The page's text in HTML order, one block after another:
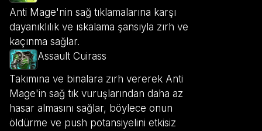
Anti Mage'nin sağ tıklamalarına karşı
dayanıklılık ve ıskalama şansıyla zırh ve
kaçınma sağlar.
Assault Cuirass
Takımına ve binalara zırh vererek Anti
Mage'in sağ tık vuruşlarından daha az
hasar almasını sağlar, böylece onun
öldürme ve push potansiyelini etkisiz